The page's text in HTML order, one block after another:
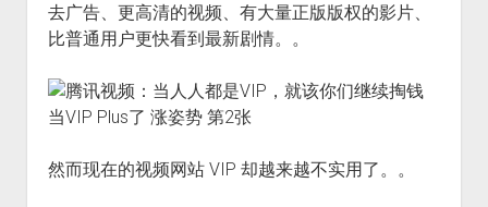
去广告、更高清的视频、有大量正版版权的影片、
比普通用户更快看到最新剧情。。
然而现在的视频网站 VIP 却越来越不实用了。。